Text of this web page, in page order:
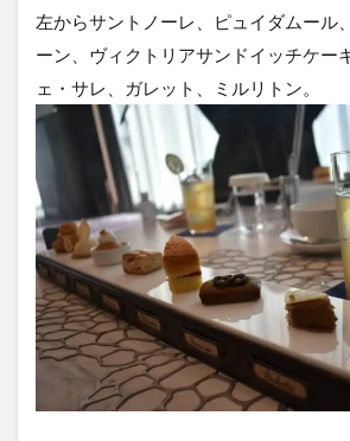
左からサントノーレ、ピュイダムール
ーン、ヴィクトリアサンドイッチケー
ェ・サレ、ガレット、ミルリトン。